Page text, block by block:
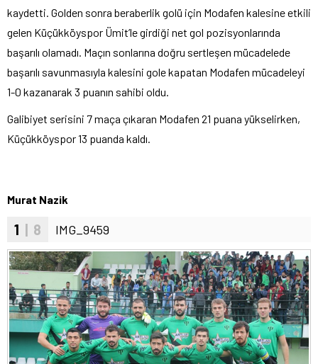
kaydetti. Golden sonra beraberlik golü için Modafen kalesine etkili
gelen Küçükköyspor Ümit’le girdiği net gol pozisyonlarında
başarılı olamadı. Maçın sonlarına doğru sertleşen mücadelede
başarılı savunmasıyla kalesini gole kapatan Modafen mücadeleyi
1-0 kazanarak 3 puanın sahibi oldu.
Galibiyet serisini 7 maça çıkaran Modafen 21 puana yükselirken,
Küçükköyspor 13 puanda kaldı.
Murat Nazik
1 | 8 IMG_9459